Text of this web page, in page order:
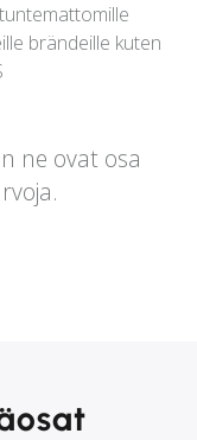
brändeille kuten
ne ovat osa